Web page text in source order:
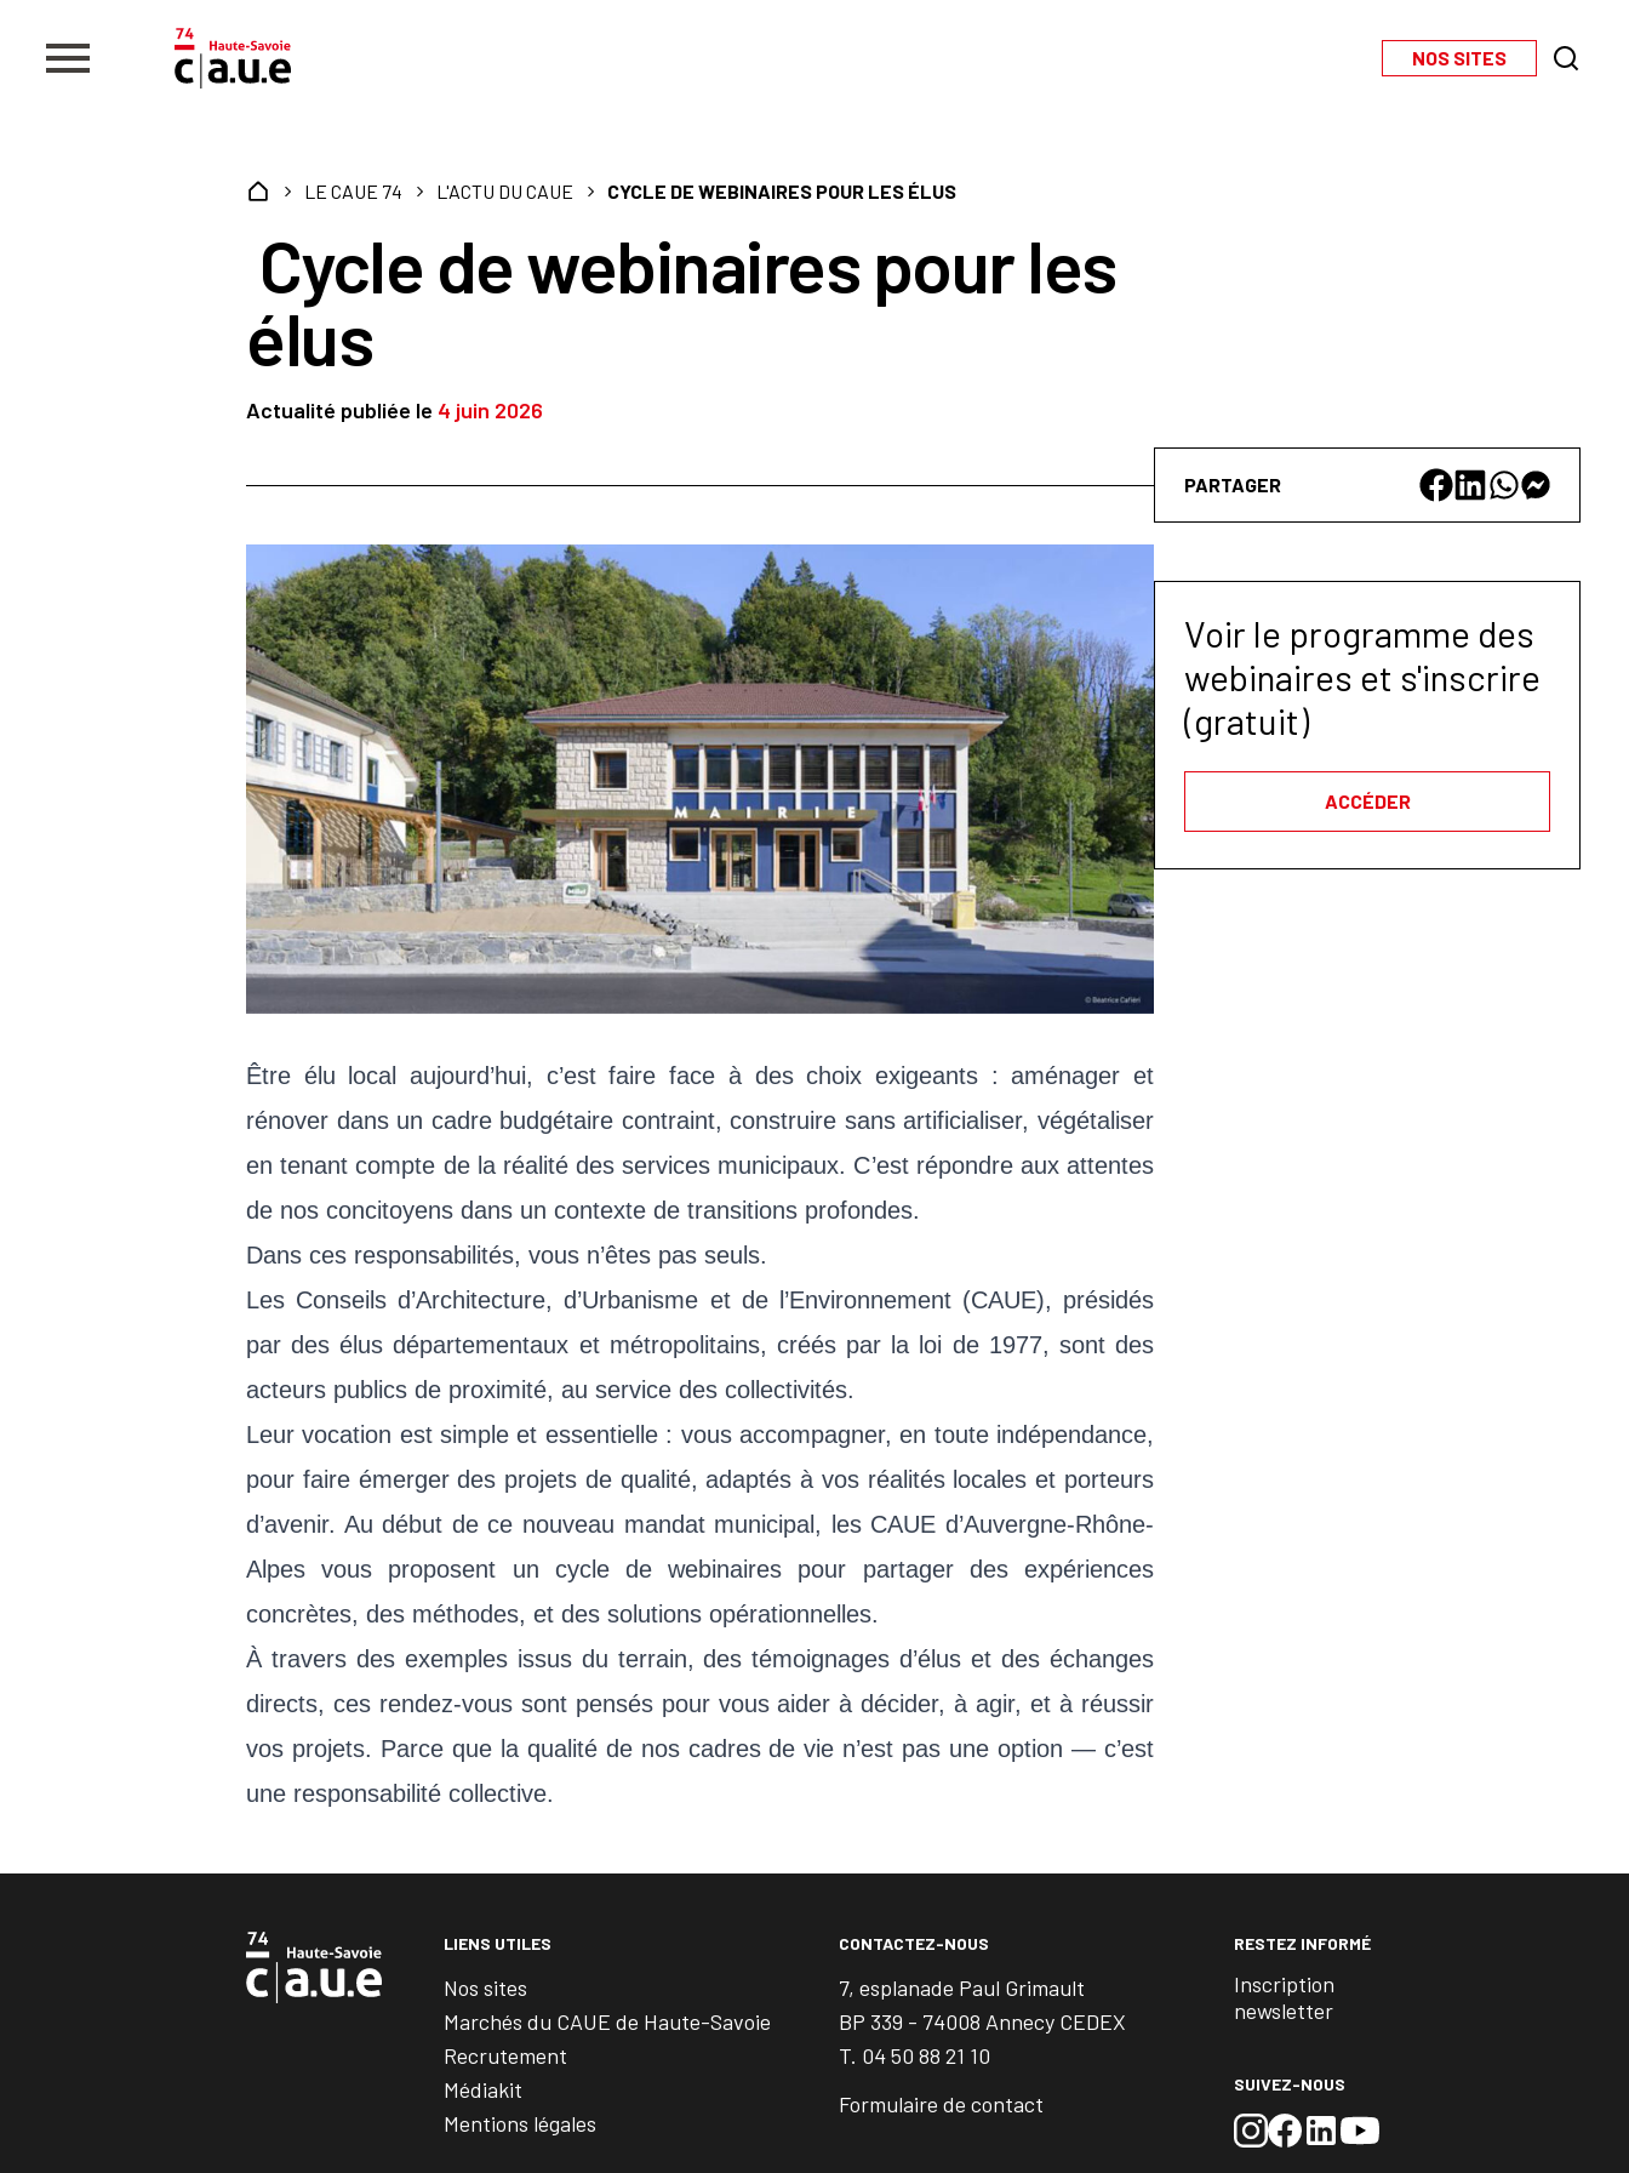
NOS SITES
LE CAUE 74 L'ACTU DU CAUE CYCLE DE WEBINAIRES POUR LES ÉLUS
Cycle de webinaires pour les
élus
Actualité publiée le 4 juin 2026
Être élu local aujourd’hui, c’est faire face à des choix exigeants : aménager et
rénover dans un cadre budgétaire contraint, construire sans artificialiser, végétaliser
en tenant compte de la réalité des services municipaux. C’est répondre aux attentes
de nos concitoyens dans un contexte de transitions profondes.
Dans ces responsabilités, vous n’êtes pas seuls.
Les Conseils d’Architecture, d’Urbanisme et de l’Environnement (CAUE), présidés
par des élus départementaux et métropolitains, créés par la loi de 1977, sont des
acteurs publics de proximité, au service des collectivités.
Leur vocation est simple et essentielle : vous accompagner, en toute indépendance,
pour faire émerger des projets de qualité, adaptés à vos réalités locales et porteurs
d’avenir. Au début de ce nouveau mandat municipal, les CAUE d’Auvergne-Rhône-
Alpes vous proposent un cycle de webinaires pour partager des expériences
concrètes, des méthodes, et des solutions opérationnelles.
À travers des exemples issus du terrain, des témoignages d’élus et des échanges
directs, ces rendez-vous sont pensés pour vous aider à décider, à agir, et à réussir
vos projets. Parce que la qualité de nos cadres de vie n’est pas une option — c’est
une responsabilité collective.
PARTAGER
Voir le programme des
webinaires et s'inscrire
(gratuit)
ACCÉDER
LIENS UTILES
Nos sites
Marchés du CAUE de Haute-Savoie
Recrutement
Médiakit
Mentions légales
CONTACTEZ-NOUS
7, esplanade Paul Grimault
BP 339 - 74008 Annecy CEDEX
T. 04 50 88 21 10
Formulaire de contact
RESTEZ INFORMÉ
Inscription
newsletter
SUIVEZ-NOUS